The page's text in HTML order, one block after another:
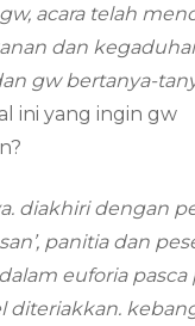
acara telah
dan
gw bertanya-
ini yang ingin gw
diakhiri dengan
panitia dan
euforia pasca
diteriakkan.